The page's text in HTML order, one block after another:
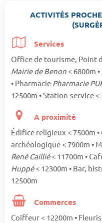
ACTIVITÉS
Services
Office de tourisme, Point
Mairie de Benon < 6800m
• Pharmacie Pharmacie
12500m • Station-service
A proximité
Édifice religieux < 7500m •
archéologique < 7900m •
René Caillié< 11700m •
Huppé< 12300m • Bar,
12500m
Commerces
Coiffeur < 12200m •